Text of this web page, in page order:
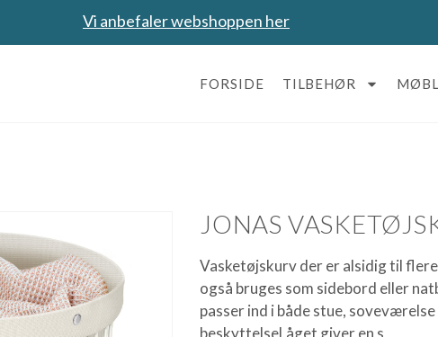
Vi anbefaler webshoppen her
FORSIDE TILBEHØR
JONAS
Vasketøjskurv der er alsidig til
også bruges som sidebord eller
passer ind i både stue,